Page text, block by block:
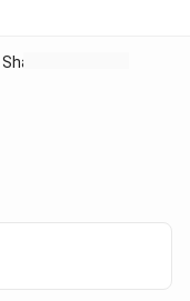
Mein U...